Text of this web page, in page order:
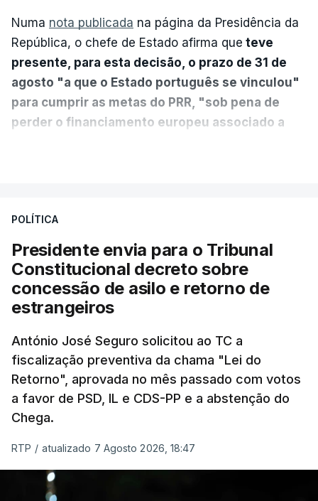
Numa nota publicada na página da Presidência da
República, o chefe de Estado afirma que teve
presente, para esta decisão, o prazo de 31 de
agosto "a que o Estado português se vinculou"
para cumprir as metas do PRR, "sob pena de
perder o financiamento europeu associado a
sistema mais simples, mais justo e transparente".
"Sempre que seja possível reduzir burocracias,
eliminar sobreposições e garantir que os apoios
chegam a quem mais necessita, estaremos a dar
um passo na direção certa", argumenta o
Presidente da República.
Assegurar que "ninguém é
prejudicado"
O Preisdente deixa, no entanto, deixa alguns
avisos:uma reforma desta dimensão "deve ter
POLÍTICA
Presidente envia para o Tribunal
Constitucional decreto sobre
concessão de asilo e retorno de
estrangeiros
António José Seguro solicitou ao TC a
fiscalização preventiva da chama "Lei do
Retorno", aprovada no mês passado com votos
a favor de PSD, IL e CDS-PP e a abstenção do
Chega.
RTP / atualizado 7 Agosto 2026, 18:47